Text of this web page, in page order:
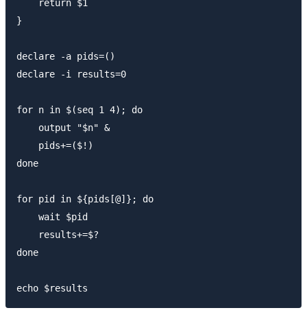
    return $1
}
declare -a pids=()
declare -i results=0
for n in $(seq 1 4); do
    output "$n" &
    pids+=($!)
done
for pid in ${pids[@]}; do
    wait $pid
    results+=$?
done